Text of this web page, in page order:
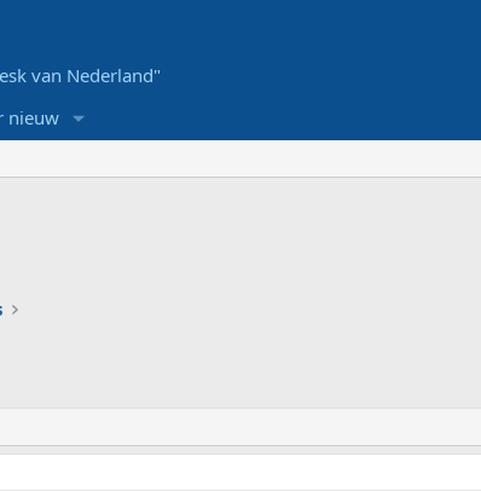
van Nederland"
nieuw